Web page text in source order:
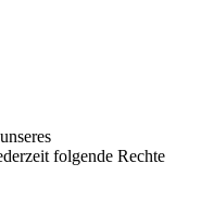
folgende Rechte